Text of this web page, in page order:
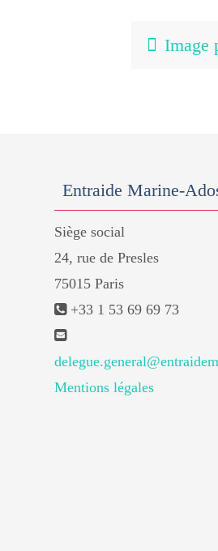
Image
Entraide Marine-
Siège social
24, rue de Presles
75015 Paris
+33 1 53 69 69 73
Mentions légales